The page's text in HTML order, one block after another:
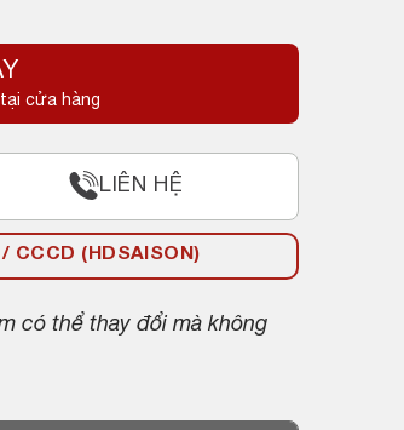
cửa hàng
LIÊN HỆ
CCCD (HDSAISON)
có thể thay đổi mà không